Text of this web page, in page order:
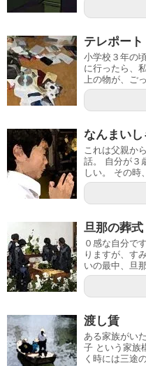
テレポート
小学校３年の
に行ったら、
上の物が、ご
なんまいし
これは父親か
話。 自分が３
しい。 その時
旦那の葬式
０感な自分で
りますが、す
いの最中、旦
渡し賃
ある家族がい
子 という家族
く時には三途